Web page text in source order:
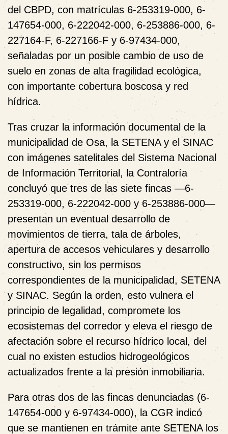
del CBPD, con matrículas 6-253319-000, 6-
147654-000, 6-222042-000, 6-253886-000, 6-
227164-F, 6-227166-F y 6-97434-000,
señaladas por un posible cambio de uso de
suelo en zonas de alta fragilidad ecológica,
con importante cobertura boscosa y red
hídrica.
Tras cruzar la información documental de la
municipalidad de Osa, la SETENA y el SINAC
con imágenes satelitales del Sistema Nacional
de Información Territorial, la Contraloría
concluyó que tres de las siete fincas —6-
253319-000, 6-222042-000 y 6-253886-000—
presentan un eventual desarrollo de
movimientos de tierra, tala de árboles,
apertura de accesos vehiculares y desarrollo
constructivo, sin los permisos
correspondientes de la municipalidad, SETENA
y SINAC. Según la orden, esto vulnera el
principio de legalidad, compromete los
ecosistemas del corredor y eleva el riesgo de
afectación sobre el recurso hídrico local, del
cual no existen estudios hidrogeológicos
actualizados frente a la presión inmobiliaria.
Para otras dos de las fincas denunciadas (6-
147654-000 y 6-97434-000), la CGR indicó
que se mantienen en trámite ante SETENA los